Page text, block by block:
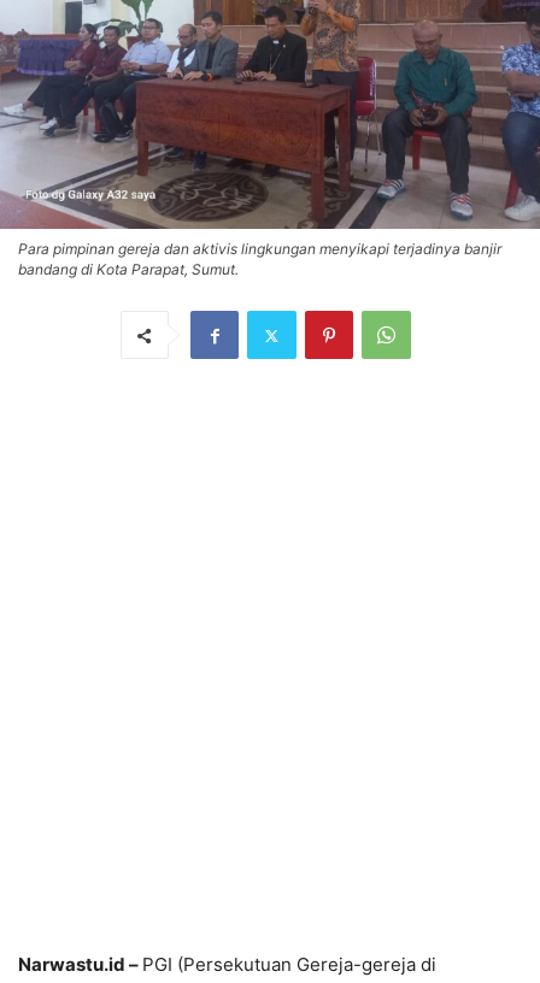
Para pimpinan gereja dan aktivis lingkungan menyikapi terjadinya banjir
bandang di Kota Parapat, Sumut.
Narwastu.id – PGI (Persekutuan Gereja-gereja di